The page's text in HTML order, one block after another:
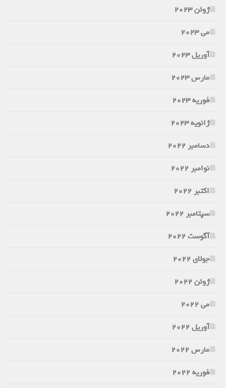
ژوئن 2023
می 2023
آوریل 2023
مارس 2023
فوریه 2023
ژانویه 2023
دسامبر 2022
نوامبر 2022
اکتبر 2022
سپتامبر 2022
آگوست 2022
جولای 2022
ژوئن 2022
می 2022
آوریل 2022
مارس 2022
فوریه 2022